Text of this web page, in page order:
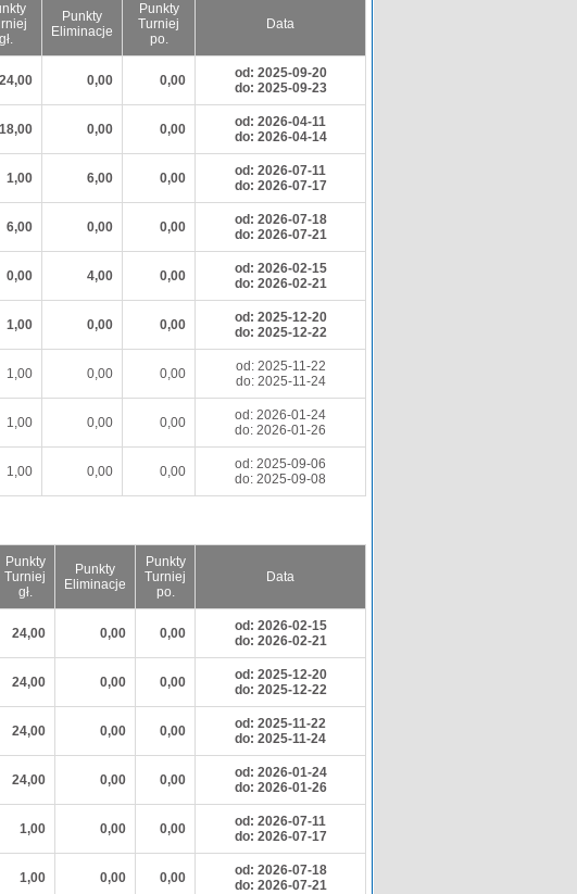
gł.
Punkty
Eliminacje
Punkty
Turniej
po.
Data
24,00 0,00 0,00
od: 2025-09-20
do: 2025-09-23
18,00 0,00 0,00
od: 2026-04-11
do: 2026-04-14
1,00 6,00 0,00
od: 2026-07-11
do: 2026-07-17
6,00 0,00 0,00
od: 2026-07-18
do: 2026-07-21
0,00 4,00 0,00
od: 2026-02-15
do: 2026-02-21
1,00 0,00 0,00
od: 2025-12-20
do: 2025-12-22
1,00 0,00 0,00
od: 2025-11-22
do: 2025-11-24
1,00 0,00 0,00
od: 2026-01-24
do: 2026-01-26
1,00 0,00 0,00
od: 2025-09-06
do: 2025-09-08
Punkty
Turniej
gł.
Punkty
Eliminacje
Punkty
Turniej
po.
Data
24,00 0,00 0,00
od: 2026-02-15
do: 2026-02-21
24,00 0,00 0,00
od: 2025-12-20
do: 2025-12-22
24,00 0,00 0,00
od: 2025-11-22
do: 2025-11-24
24,00 0,00 0,00
od: 2026-01-24
do: 2026-01-26
1,00 0,00 0,00
od: 2026-07-11
do: 2026-07-17
1,00 0,00 0,00
od: 2026-07-18
do: 2026-07-21